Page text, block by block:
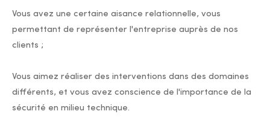
Vous avez une certaine aisance relationnelle, vous
permettant de représenter l'entreprise auprès de nos
clients ;
Vous aimez réaliser des interventions dans des domaines
différents, et vous avez conscience de l'importance de la
sécurité en milieu technique.